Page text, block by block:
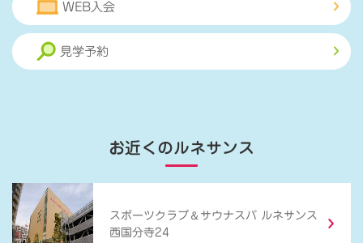
WEB入会
見学予約
お近くのルネサンス
スポーツクラブ ＆ サウナスパ ルネサンス
西国分寺24